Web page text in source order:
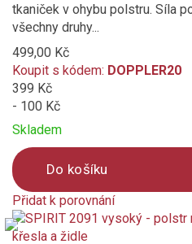
tkaniček v ohybu polstru. Síla
všechny druhy...
499,00 Kč
Koupit s kódem: DOPPLER20
399 Kč
- 100 Kč
Skladem
Do košíku
Přidat k porovnání
Product
is